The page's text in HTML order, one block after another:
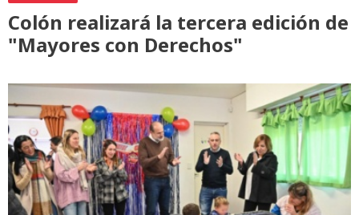
Colón realizará la tercera edición de
"Mayores con Derechos"